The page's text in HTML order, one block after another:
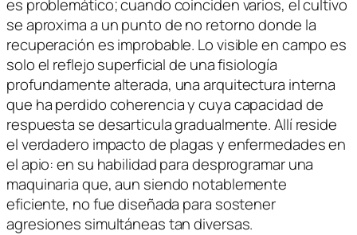
es problemático; cuando coinciden varios, el cultivo
se aproxima a un punto de no retorno donde la
recuperación es improbable. Lo visible en campo es
solo el reflejo superficial de una fisiología
profundamente alterada, una arquitectura interna
que ha perdido coherencia y cuya capacidad de
respuesta se desarticula gradualmente. Allí reside
el verdadero impacto de plagas y enfermedades en
el apio: en su habilidad para desprogramar una
maquinaria que, aun siendo notablemente
eficiente, no fue diseñada para sostener
agresiones simultáneas tan diversas.